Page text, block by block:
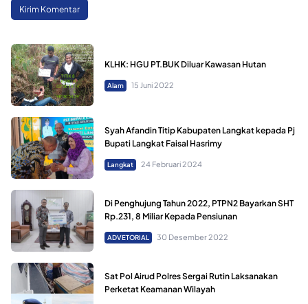
KLHK: HGU PT.BUK Diluar Kawasan Hutan
Alam 15 Juni 2022
Syah Afandin Titip Kabupaten Langkat kepada Pj
Bupati Langkat Faisal Hasrimy
Langkat 24 Februari 2024
Di Penghujung Tahun 2022, PTPN2 Bayarkan SHT
Rp.231, 8 Miliar Kepada Pensiunan
ADVETORIAL 30 Desember 2022
Sat Pol Airud Polres Sergai Rutin Laksanakan
Perketat Keamanan Wilayah